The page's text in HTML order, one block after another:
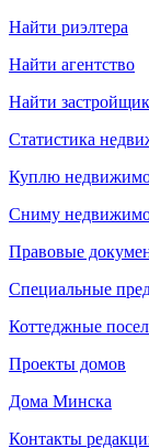
Найти риэлтера
Найти агентство
Найти
Статистика
Куплю
Сниму
Правовые
Специальные
Коттеджные
Проекты домов
Дома Минска
Контакты